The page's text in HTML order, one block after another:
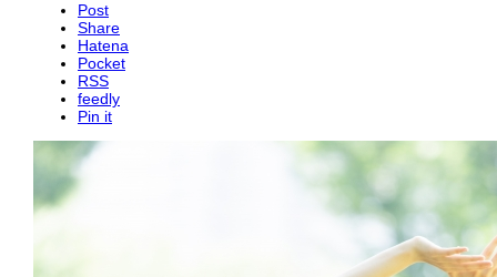
Post
Share
Hatena
Pocket
RSS
feedly
Pin it